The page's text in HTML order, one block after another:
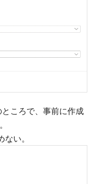
ところで、事前に作成
い。